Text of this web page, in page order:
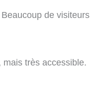
de visiteurs
très accessible.